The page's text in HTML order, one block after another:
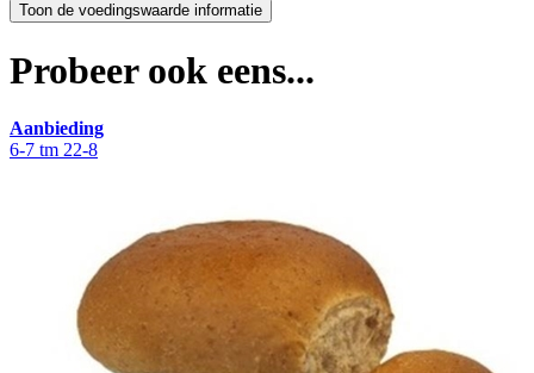
Probeer ook eens...
Aanbieding
6-7 tm 22-8